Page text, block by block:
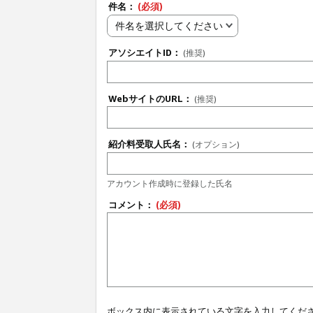
件名： (必須)
件名を選択してください
アソシエイトID： (推奨)
WebサイトのURL： (推奨)
紹介料受取人氏名： (オプション)
アカウント作成時に登録した氏名
コメント： (必須)